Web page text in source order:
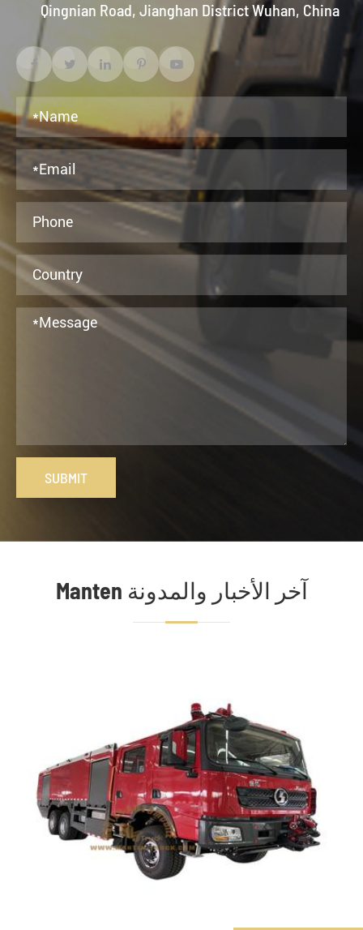
Qingnian Road, Jianghan District Wuhan, China
SUBMIT
Manten آخر الأخبار والمدونة